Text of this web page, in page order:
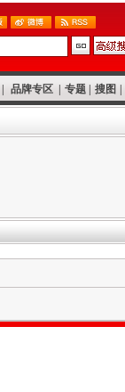
品牌专区 专题 搜图